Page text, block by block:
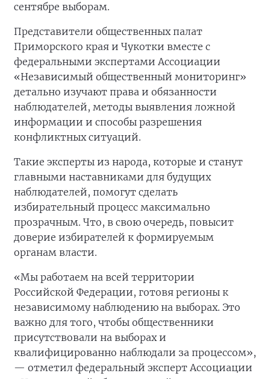
сентябре выборам.
Представители общественных палат
Приморского края и Чукотки вместе с
федеральными экспертами Ассоциации
«Независимый общественный мониторинг»
детально изучают права и обязанности
наблюдателей, методы выявления ложной
информации и способы разрешения
конфликтных ситуаций.
Такие эксперты из народа, которые и станут
главными наставниками для будущих
наблюдателей, помогут сделать
избирательный процесс максимально
прозрачным. Что, в свою очередь, повысит
доверие избирателей к формируемым
органам власти.
«Мы работаем на всей территории
Российской Федерации, готовя регионы к
независимому наблюдению на выборах. Это
важно для того, чтобы общественники
присутствовали на выборах и
квалифицированно наблюдали за процессом»,
— отметил федеральный эксперт Ассоциации